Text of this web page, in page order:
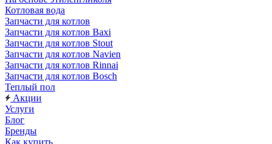
Котловая вода
Запчасти для котлов
Запчасти для котлов Baxi
Запчасти для котлов Stout
Запчасти для котлов Navien
Запчасти для котлов Rinnai
Запчасти для котлов Bosch
Теплый пол
Акции
Услуги
Блог
Бренды
Как купить